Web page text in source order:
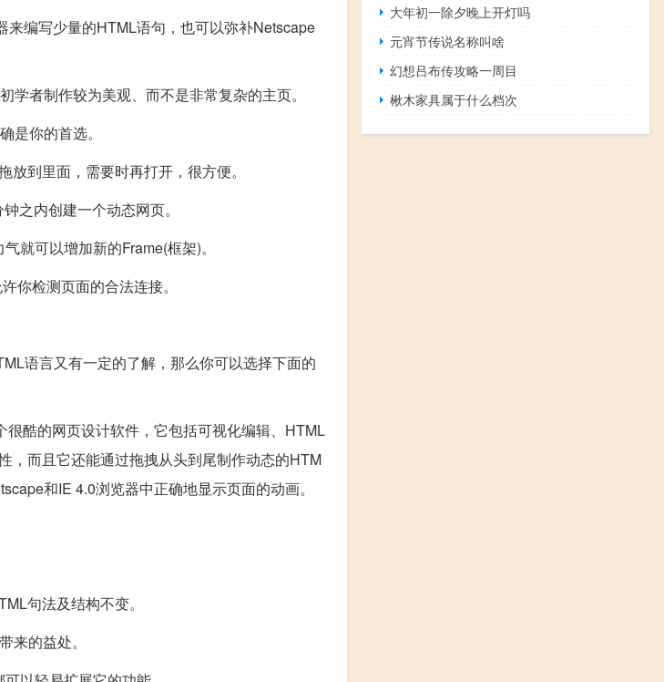
编写少量的HTML语句，也可以弥补Netscape
制作较为美观、而不是非常复杂的主页。
是你的首选。
到里面，需要时再打开，很方便。
内创建一个动态网页。
就可以增加新的Frame(框架)。
你检测页面的合法连接。
言又有一定的了解，那么你可以选择下面的
网页设计软件，它包括可视化编辑、HTML
，而且它还能通过拖拽从头到尾制作动态的HTM
和IE 4.0浏览器中正确地显示页面的动画。
句法及结构不变。
的益处。
大年初一除夕晚上开灯吗
元宵节传说名称叫啥
幻想吕布传攻略一周目
楸木家具属于什么档次